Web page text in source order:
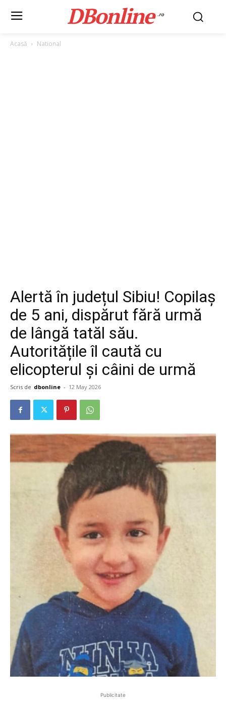
DBonline .ro
Acasă National
Alertă în județul Sibiu! Copilaș
de 5 ani, dispărut fără urmă
de lângă tatăl său.
Autoritățile îl caută cu
elicopterul și câini de urmă
Scris de dbonline - 12 May 2026
Publicitate